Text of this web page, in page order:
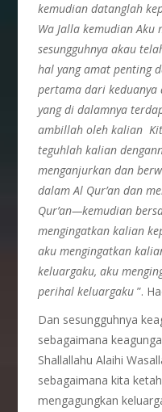
kemudian datanglah
Wa Jalla kemudian Aku
sesungguhnya akau
hal yang amat penting
pertama dari keduanya
yang di dalamnya
ambillah oleh kalian
teguhlah kalian
menganjurkan dan
dalam Al Qur’an dan
Qur’an—kemudian
mengingatkan kalian
aku mengingatkan
keluargaku, aku
perihal keluargaku ”.
Dan sesungguhnya
sebagaimana
Shallallahu Alaihi
sebagaimana kita
mengagungkan